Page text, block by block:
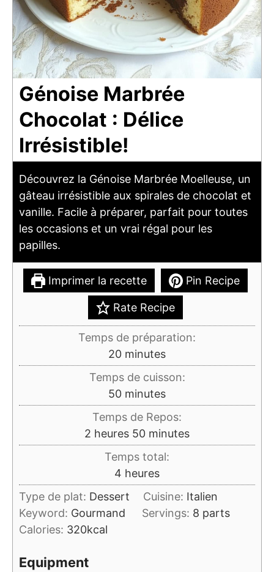
Génoise Marbrée
Chocolat : Délice
Irrésistible!
Découvrez la Génoise Marbrée Moelleuse, un
gâteau irrésistible aux spirales de chocolat et
vanille. Facile à préparer, parfait pour toutes
les occasions et un vrai régal pour les
papilles.
Imprimer la recette Pin Recipe
Rate Recipe
Temps de préparation:
20minutes
minutes
Temps de cuisson:
50minutes
minutes
Temps de Repos:
2 heures
heures 50minutes
minutes
Temps total:
4 heures
heures
Type de plat: Dessert Cuisine: Italien
Keyword: Gourmand Servings: 8 parts
Calories: 320kcal
Equipment